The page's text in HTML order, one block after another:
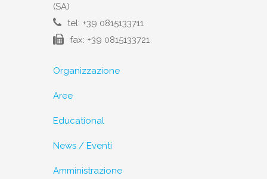
(SA)
tel: +39 0815133711
fax: +39 0815133721
Organizzazione
Aree
Educational
News / Eventi
Amministrazione